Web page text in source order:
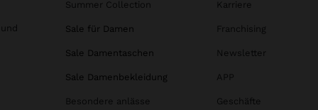
Summer Collection
Sale für Damen
Sale Damentaschen
Sale Damenbekleidung
Besondere anlässe
Karriere
Franchising
Newsletter
APP
Geschäfte